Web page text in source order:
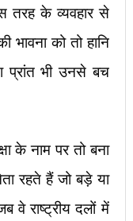
तरह के व्यवहार से
भावना को तो हानि
प्रांत भी उनसे बच
के नाम पर तो बना
रहते हैं जो बड़े या
वे राष्ट्रीय दलों में